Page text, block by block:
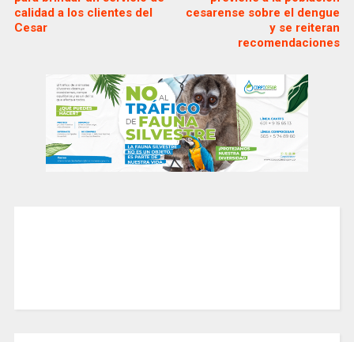
calidad a los clientes del
Cesar
cesarense sobre el dengue
y se reiteran
recomendaciones